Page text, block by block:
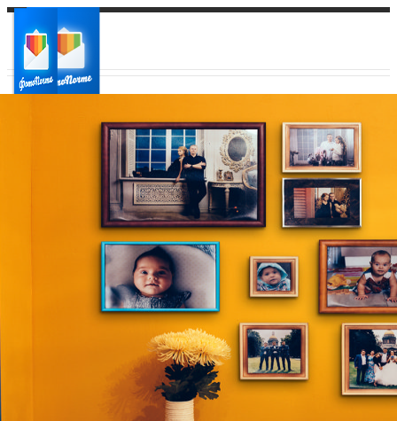
Ваш регион доставки
Выберите из списка: